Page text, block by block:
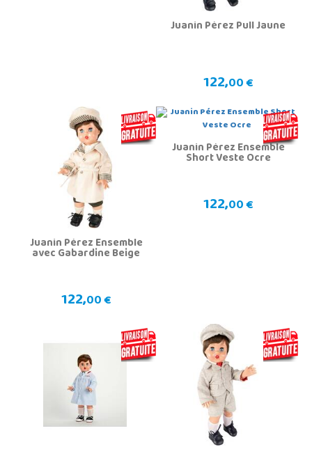
Juanin Pérez Pull Jaune
122,00 €
Juanin Pérez Ensemble
avec Gabardine Beige
122,00 €
Juanin Pérez Ensemble
Short Veste Ocre
122,00 €